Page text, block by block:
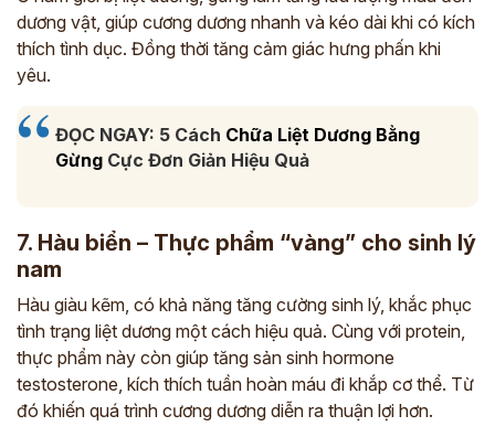
dương vật, giúp cương dương nhanh và kéo dài khi có kích
thích tình dục. Đồng thời tăng cảm giác hưng phấn khi
yêu.
ĐỌC NGAY: 5 Cách Chữa Liệt Dương Bằng
Gừng Cực Đơn Giản Hiệu Quả
7. Hàu biển – Thực phẩm “vàng” cho sinh lý
nam
Hàu giàu kẽm, có khả năng tăng cường sinh lý, khắc phục
tình trạng liệt dương một cách hiệu quả. Cùng với protein,
thực phẩm này còn giúp tăng sản sinh hormone
testosterone, kích thích tuần hoàn máu đi khắp cơ thể. Từ
đó khiến quá trình cương dương diễn ra thuận lợi hơn.
THĂM KHÁM
CÙNG CHUYÊN GIA Y HỌC CỔ TRUYỀN
*